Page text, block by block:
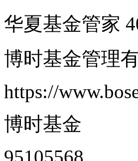
华夏基金管家
博时基金管理
https://
博时基金